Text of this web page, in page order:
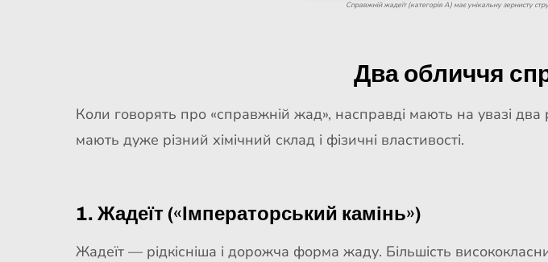
Справжній жадеїт (категорія A) має унікальну зернисту
Два обличчя
Коли говорять про «справжній жад», насправді мають на увазі два
мають дуже різний хімічний склад і фізичні властивості.
1. Жадеїт («Імператорський камінь»)
Жадеїт — рідкісніша і дорожча форма жаду. Більшість